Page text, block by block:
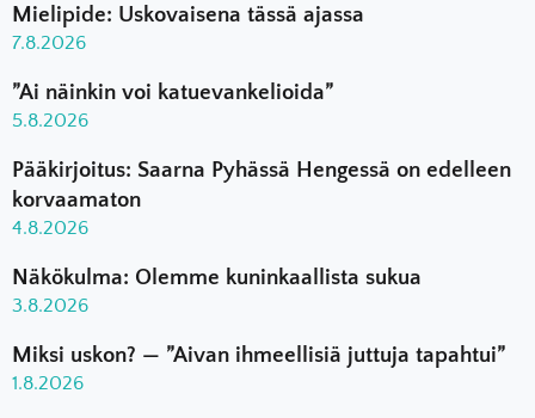
Mielipide: Uskovaisena tässä ajassa
7.8.2026
”Ai näinkin voi katuevankelioida”
5.8.2026
Pääkirjoitus: Saarna Pyhässä Hengessä on edelleen
korvaamaton
4.8.2026
Näkökulma: Olemme kuninkaallista sukua
3.8.2026
Miksi uskon? — ”Aivan ihmeellisiä juttuja tapahtui”
1.8.2026